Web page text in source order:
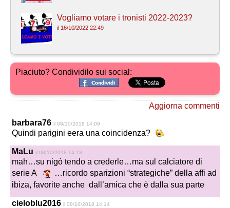
Vogliamo votare i tronisti 2022-2023?
il 16/10/2022 22:49
Piaciuto? Condividilo sui social:
Aggiorna commenti
barbara76 il 08/10/2018 14:09
Quindi parigini eera una coincidenza?
MaLu il 08/10/2018 14:13
mah…su nigò tendo a crederle…ma sul calciatore di
serie A
…ricordo sparizioni “strategiche” della affi ad
ibiza, favorite anche dall’amica che è dalla sua parte
cieloblu2016 il 08/10/2018 14:14